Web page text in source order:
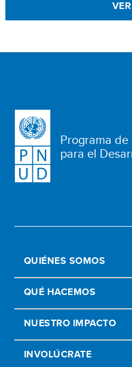
Programa
para el
QUIÉNES SOMOS
QUÉ HACEMOS
NUESTRO IMPACTO
INVOLÚCRATE